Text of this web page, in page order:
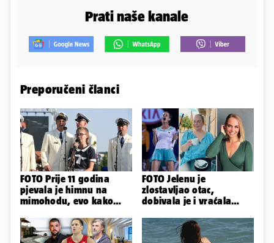
Prati naše kanale
Preporučeni članci
FOTO Prije 11 godina
pjevala je himnu na
mimohodu, evo kako
Negovetić
FOTO Jelenu je
zlostavljao otac,
dobivala je i vraćala
tukao šakama'